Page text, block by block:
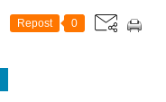
Repost 0